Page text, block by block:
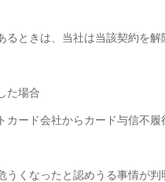
るときは、当社は当該契約を
た場合
カード会社からカード与信不
うくなったと認めうる事情が判